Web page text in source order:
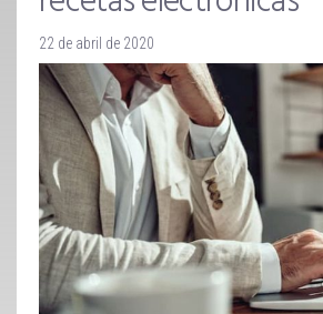
22 de abril de 2020